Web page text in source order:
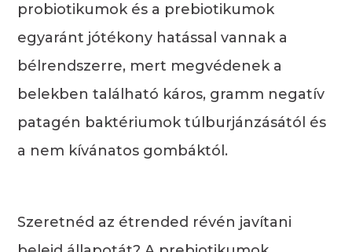
probiotikumok és a prebiotikumok
egyaránt jótékony hatással vannak a
bélrendszerre, mert megvédenek a
belekben található káros, gramm negatív
patagén baktériumok túlburjánzásától és
a nem kívánatos gombáktól.
Szeretnéd az étrended révén javítani